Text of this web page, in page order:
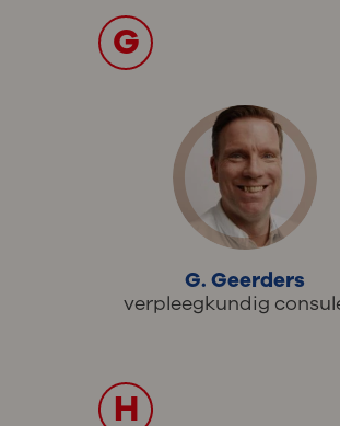
G
G. Geerders
verpleegkundig
H